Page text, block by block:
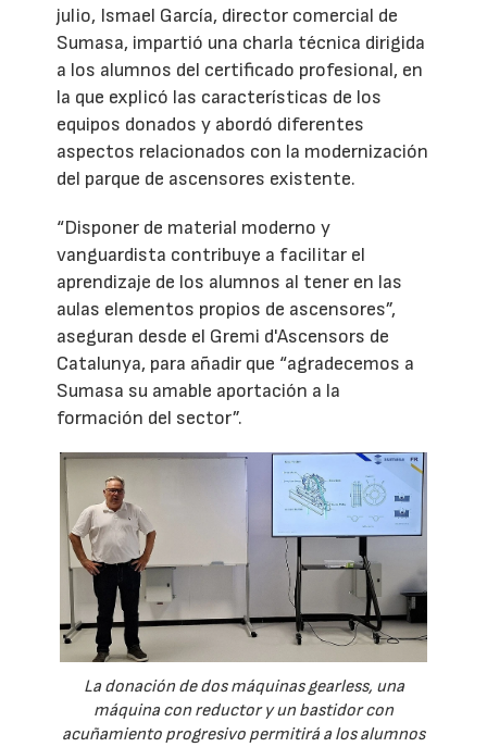
julio, Ismael García, director comercial de
Sumasa, impartió una charla técnica dirigida
a los alumnos del certificado profesional, en
la que explicó las características de los
equipos donados y abordó diferentes
aspectos relacionados con la modernización
del parque de ascensores existente.
“Disponer de material moderno y
vanguardista contribuye a facilitar el
aprendizaje de los alumnos al tener en las
aulas elementos propios de ascensores”,
aseguran desde el Gremi d'Ascensors de
Catalunya, para añadir que “agradecemos a
Sumasa su amable aportación a la
formación del sector”.
La donación de dos máquinas gearless, una
máquina con reductor y un bastidor con
acuñamiento progresivo permitirá a los alumnos